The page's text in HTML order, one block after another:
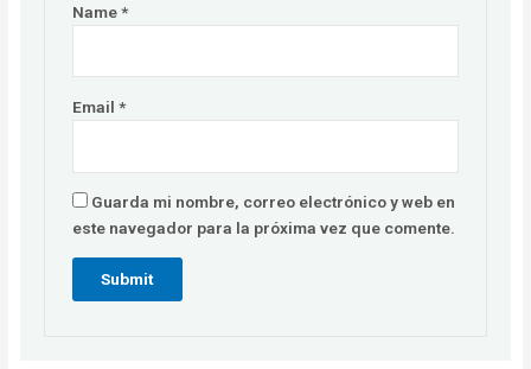
Name*
Email*
Guarda mi nombre, correo electrónico y web en
este navegador para la próxima vez que comente.